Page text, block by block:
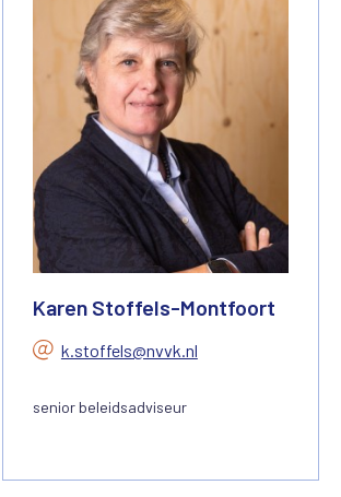
Karen Stoffels-Montfoort
k.stoffels@nvvk.nl
senior beleidsadviseur